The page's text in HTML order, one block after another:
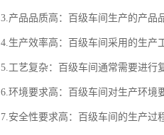
3.产品品质高：百级车间生产的产品
4.生产效率高：百级车间采用的生产
5.工艺复杂：百级车间通常需要进行
6.环境要求高：百级车间对生产环境
7.安全性要求高：百级车间的生产过